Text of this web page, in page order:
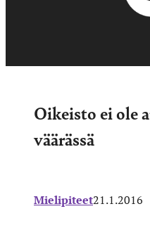
Oikeisto ei ole
väärässä
Mielipiteet21.1.2016